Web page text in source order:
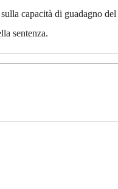
capacità di guadagno
sentenza.